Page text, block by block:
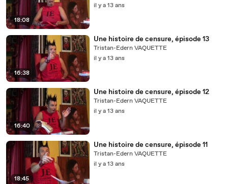
18:08
il y a 13 ans
16:38
Une histoire de censure, épisode 13
Tristan-Edern VAQUETTE
il y a 13 ans
16:40
Une histoire de censure, épisode 12
Tristan-Edern VAQUETTE
il y a 13 ans
18:45
Une histoire de censure, épisode 11
Tristan-Edern VAQUETTE
il y a 13 ans